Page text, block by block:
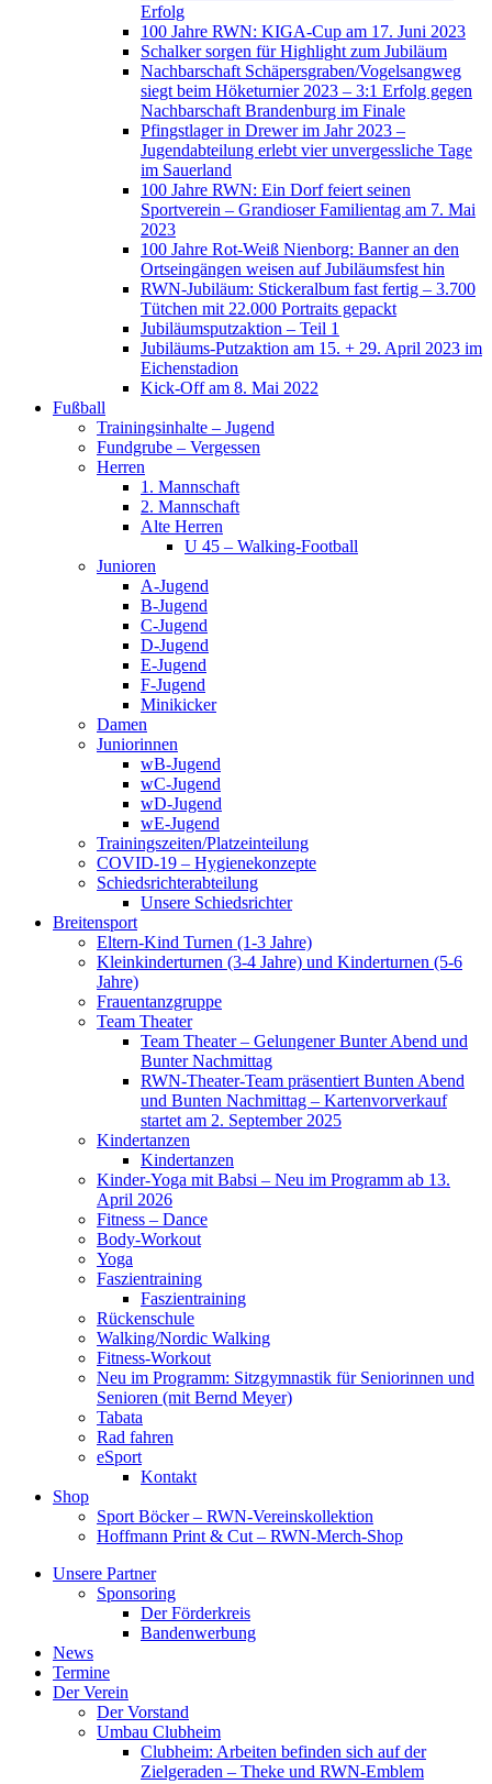
Erfolg
100 Jahre RWN: KIGA-Cup am 17. Juni 2023
Schalker sorgen für Highlight zum Jubiläum
Nachbarschaft Schäpersgraben/Vogelsangweg
siegt beim Höketurnier 2023 – 3:1 Erfolg gegen
Nachbarschaft Brandenburg im Finale
Pfingstlager in Drewer im Jahr 2023 –
Jugendabteilung erlebt vier unvergessliche Tage
im Sauerland
100 Jahre RWN: Ein Dorf feiert seinen
Sportverein – Grandioser Familientag am 7. Mai
2023
100 Jahre Rot-Weiß Nienborg: Banner an den
Ortseingängen weisen auf Jubiläumsfest hin
RWN-Jubiläum: Stickeralbum fast fertig – 3.700
Tütchen mit 22.000 Portraits gepackt
Jubiläumsputzaktion – Teil 1
Jubiläums-Putzaktion am 15. + 29. April 2023 im
Eichenstadion
Kick-Off am 8. Mai 2022
Fußball
Trainingsinhalte – Jugend
Fundgrube – Vergessen
Herren
1. Mannschaft
2. Mannschaft
Alte Herren
U 45 – Walking-Football
Junioren
A-Jugend
B-Jugend
C-Jugend
D-Jugend
E-Jugend
F-Jugend
Minikicker
Damen
Juniorinnen
wB-Jugend
wC-Jugend
wD-Jugend
wE-Jugend
Trainingszeiten/Platzeinteilung
COVID-19 – Hygienekonzepte
Schiedsrichterabteilung
Unsere Schiedsrichter
Breitensport
Eltern-Kind Turnen (1-3 Jahre)
Kleinkinderturnen (3-4 Jahre) und Kinderturnen (5-6
Jahre)
Frauentanzgruppe
Team Theater
Team Theater – Gelungener Bunter Abend und
Bunter Nachmittag
RWN-Theater-Team präsentiert Bunten Abend
und Bunten Nachmittag – Kartenvorverkauf
startet am 2. September 2025
Kindertanzen
Kindertanzen
Kinder-Yoga mit Babsi – Neu im Programm ab 13.
April 2026
Fitness – Dance
Body-Workout
Yoga
Faszientraining
Faszientraining
Rückenschule
Walking/Nordic Walking
Fitness-Workout
Neu im Programm: Sitzgymnastik für Seniorinnen und
Senioren (mit Bernd Meyer)
Tabata
Rad fahren
eSport
Kontakt
Shop
Sport Böcker – RWN-Vereinskollektion
Hoffmann Print & Cut – RWN-Merch-Shop
Unsere Partner
Sponsoring
Der Förderkreis
Bandenwerbung
News
Termine
Der Verein
Der Vorstand
Umbau Clubheim
Clubheim: Arbeiten befinden sich auf der
Zielgeraden – Theke und RWN-Emblem